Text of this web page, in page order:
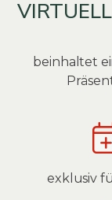
beinhaltet
exklusiv